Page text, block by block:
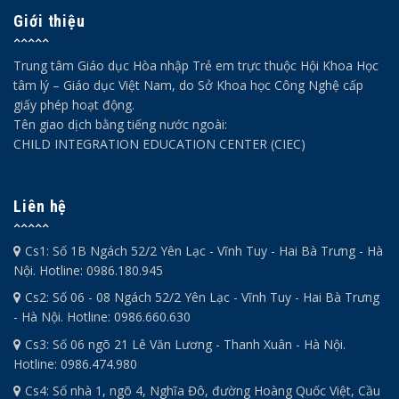
Giới thiệu
Trung tâm Giáo dục Hòa nhập Trẻ em trực thuộc Hội Khoa Học
tâm lý – Giáo dục Việt Nam, do Sở Khoa học Công Nghệ cấp
giấy phép hoạt động.
Tên giao dịch bằng tiếng nước ngoài:
CHILD INTEGRATION EDUCATION CENTER (CIEC)
Liên hệ
Cs1: Số 1B Ngách 52/2 Yên Lạc - Vĩnh Tuy - Hai Bà Trưng - Hà
Nội. Hotline: 0986.180.945
Cs2: Số 06 - 08 Ngách 52/2 Yên Lạc - Vĩnh Tuy - Hai Bà Trưng
- Hà Nội. Hotline: 0986.660.630
Cs3: Số 06 ngõ 21 Lê Văn Lương - Thanh Xuân - Hà Nội.
Hotline: 0986.474.980
Cs4: Số nhà 1, ngõ 4, Nghĩa Đô, đường Hoàng Quốc Việt, Cầu